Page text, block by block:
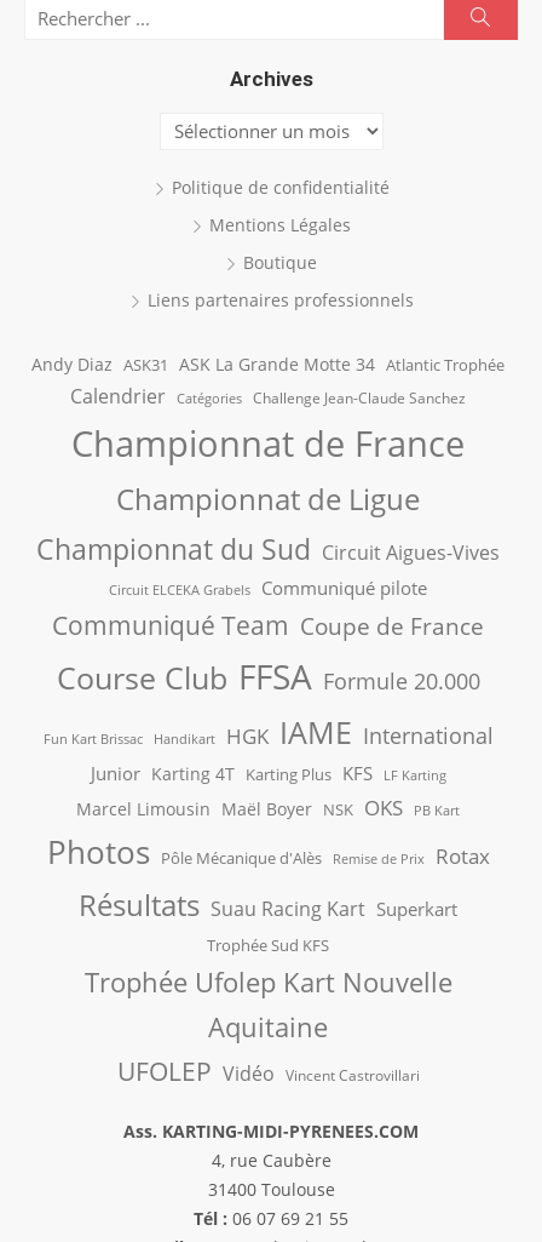
Archives
Archives
Politique de confidentialité
Mentions Légales
Boutique
Liens partenaires professionnels
Andy Diaz ASK31 ASK La Grande Motte 34 Atlantic Trophée
Calendrier Catégories Challenge Jean-Claude Sanchez
Championnat de France
Championnat de Ligue
Championnat du Sud Circuit Aigues-Vives
Circuit ELCEKA Grabels Communiqué pilote
Communiqué Team Coupe de France
Course Club FFSA Formule 20.000
Fun Kart Brissac Handikart HGK IAME International
Junior Karting 4T Karting Plus KFS LF Karting
Marcel Limousin Maël Boyer NSK OKS PB Kart
Photos Pôle Mécanique d'Alès Remise de Prix Rotax
Résultats Suau Racing Kart Superkart
Trophée Sud KFS
Trophée Ufolep Kart Nouvelle
Aquitaine
UFOLEP Vidéo Vincent Castrovillari
Ass. KARTING-MIDI-PYRENEES.COM
4, rue Caubère
31400 Toulouse
Tél : 06 07 69 21 55